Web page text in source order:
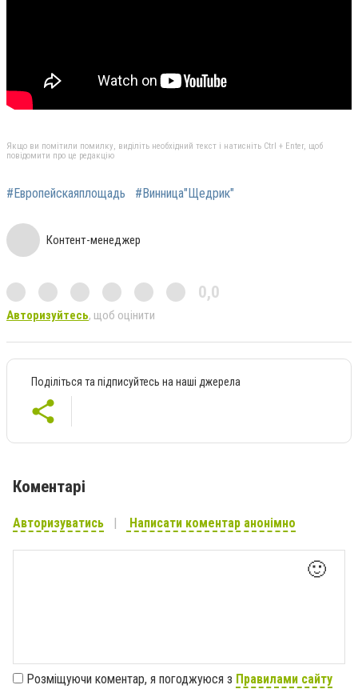
Якщо ви помітили помилку, виділіть необхідний текст і натисніть Ctrl + Enter, щоб
повідомити про це редакцію
#Европейскаяплощадь #Винница"Щедрик"
Контент-менеджер
0,0
Авторизуйтесь, щоб оцінити
Поділіться та підписуйтесь на наші джерела
Коментарі
Авторизуватись Написати коментар анонімно
🙂
Розміщуючи коментар, я погоджуюся з Правилами сайту